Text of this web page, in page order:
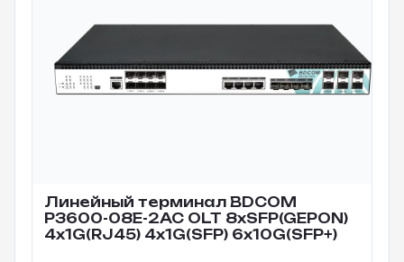
Линейный терминал BDCOM
P3600-08E-2AC OLT 8xSFP(GEPON)
4x1G(RJ45) 4x1G(SFP) 6x10G(SFP+)